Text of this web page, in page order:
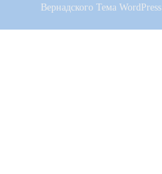
ВернадскогоТема WordPress